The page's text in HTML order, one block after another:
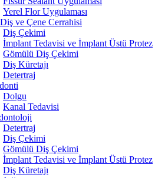
Yerel Flor Uygulaması
ve Çene Cerrahisi
Diş Çekimi
İmplant Tedavisi ve İmplant Üstü Protez
Gömülü Diş Çekimi
Diş Küretajı
Detertraj
Dolgu
Kanal Tedavisi
Detertraj
Diş Çekimi
Gömülü Diş Çekimi
İmplant Tedavisi ve İmplant Üstü Protez
Diş Küretajı